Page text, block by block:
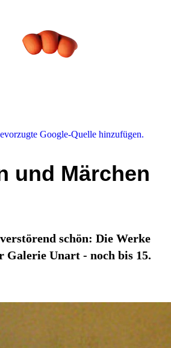
Google-Quelle hinzufügen.
und Märchen
schön: Die Werke
Galerie Unart - noch bis 15.